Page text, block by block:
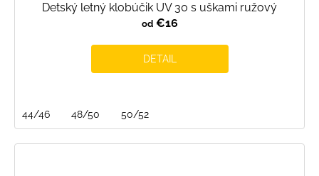
Detský letný klobúčik UV 30 s uškami ružový
od€16
DETAIL
44/46 48/50 50/52